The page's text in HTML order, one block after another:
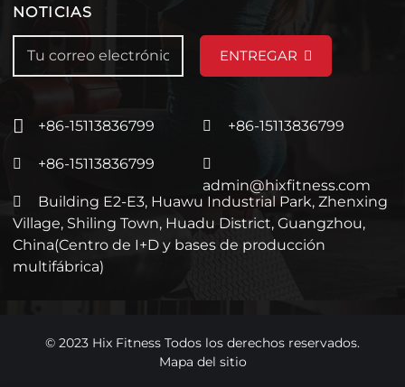
NOTICIAS
ENTREGAR
+86-15113836799 +86-15113836799
+86-15113836799
admin@hixfitness.com
Building E2-E3, Huawu Industrial Park, Zhenxing
Village, Shiling Town, Huadu District, Guangzhou,
China(Centro de I+D y bases de producción
multifábrica)
© 2023 Hix Fitness Todos los derechos reservados.
Mapa del sitio